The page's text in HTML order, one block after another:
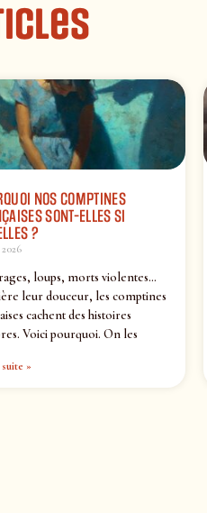
NOS COMPTINES
SONT-ELLES SI
?
loups, morts violentes…
leur douceur, les comptines
cachent des histoires
Voici pourquoi. On les
»